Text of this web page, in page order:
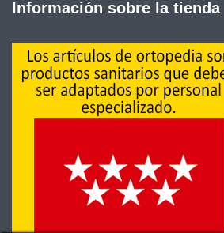
Información sobre la tienda